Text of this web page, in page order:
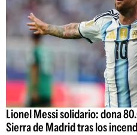
Lionel Messi solidario: dona
Sierra de Madrid tras los